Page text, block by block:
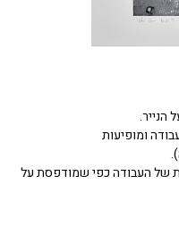
הנייר.
ומופיעות
של העבודה כפי שמודפסת על